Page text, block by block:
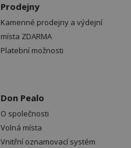
Prodejny
Kamenné prodejny a výdejní
místa ZDARMA
Platební možnosti
Don Pealo
O společnosti
Volná místa
Vnitřní oznamovací systém